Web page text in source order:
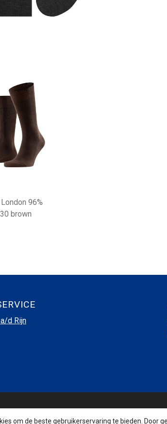
96%
brown
d Rijn
NIEUWSBRIEF
om de beste gebruikerservaring te bieden. Door